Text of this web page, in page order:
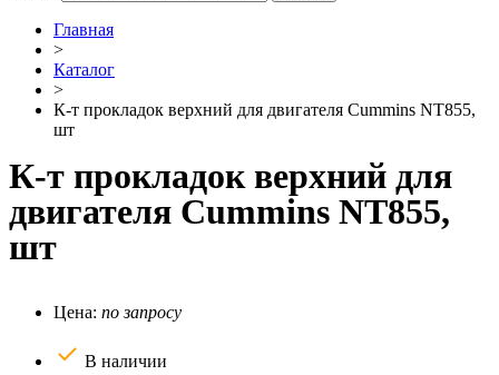
Главная
>
Каталог
>
К-т прокладок верхний для двигателя Cummins NT855,
шт
К-т прокладок верхний для
двигателя Cummins NT855,
шт
Цена: по запросу
В наличии